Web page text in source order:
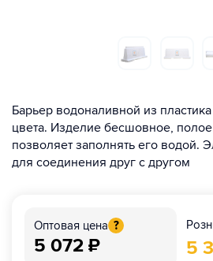
Барьер водоналивной из
цвета. Изделие бесшовное, полое
позволяет заполнять его водой.
для соединения друг с другом
Оптовая цена ?
5 072 ₽ 5